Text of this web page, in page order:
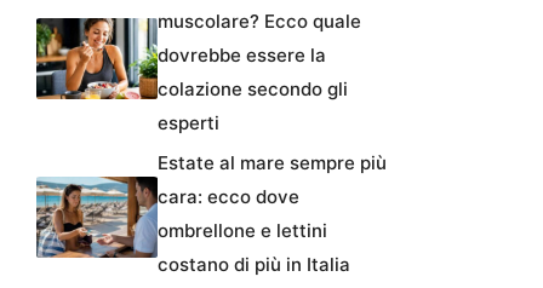
muscolare? Ecco quale
dovrebbe essere la
colazione secondo gli
esperti
Estate al mare sempre più
cara: ecco dove
ombrellone e lettini
costano di più in Italia